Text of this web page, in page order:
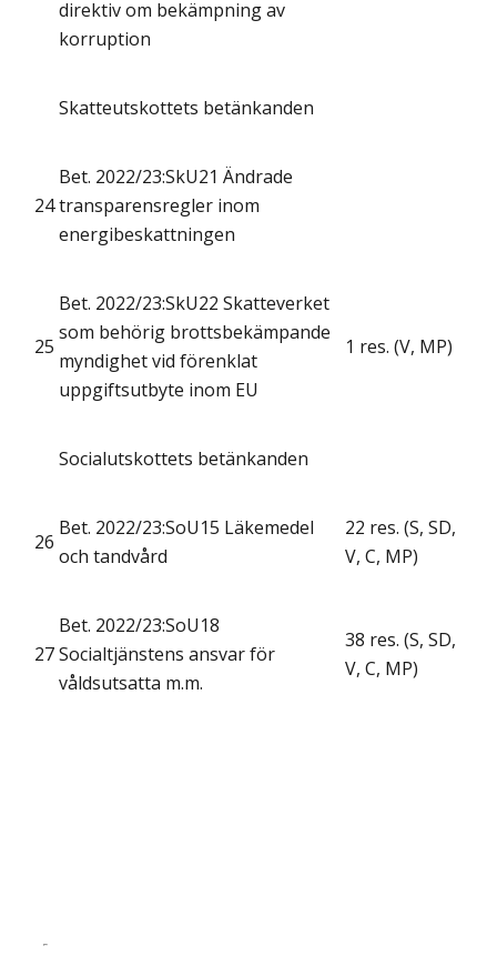
direktiv om bekämpning av
korruption
Skatteutskottets betänkanden
24
Bet. 2022/23:SkU21 Ändrade
transparensregler inom
energibeskattningen
25
Bet. 2022/23:SkU22 Skatteverket
som behörig brottsbekämpande
myndighet vid förenklat
uppgiftsutbyte inom EU
1 res. (V, MP)
Socialutskottets betänkanden
26
Bet. 2022/23:SoU15 Läkemedel
och tandvård
22 res. (S, SD,
V, C, MP)
27
Bet. 2022/23:SoU18
Socialtjänstens ansvar för
våldsutsatta m.m.
38 res. (S, SD,
V, C, MP)